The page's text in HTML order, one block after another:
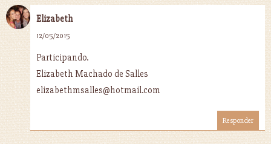
Elizabeth
12/05/2015
Participando.
Elizabeth Machado de Salles
elizabethmsalles@hotmail.com
Responder